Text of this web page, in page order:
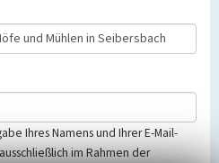
Ihres Namens und Ihrer E-Mail-
im Rahmen der